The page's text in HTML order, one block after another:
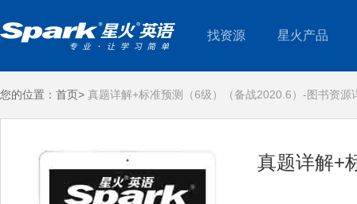
找资源 星火产品
您的位置： 首页> 真题详解+标准预测（6级）（备战2020.6）-图书资源
真题详解+